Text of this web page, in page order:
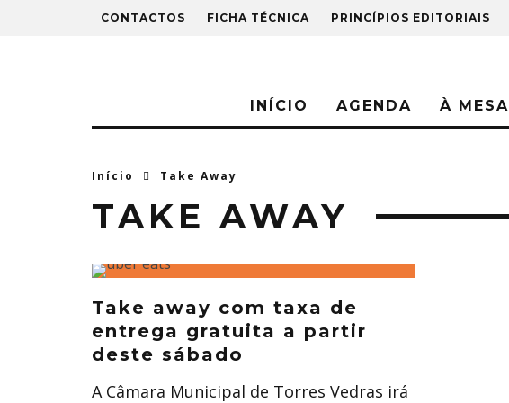
CONTACTOS FICHA TÉCNICA PRINCÍPIOS EDITORIAIS
INÍCIO AGENDA À MESA
Início Take Away
TAKE AWAY
Take away com taxa de
entrega gratuita a partir
deste sábado
A Câmara Municipal de Torres Vedras irá